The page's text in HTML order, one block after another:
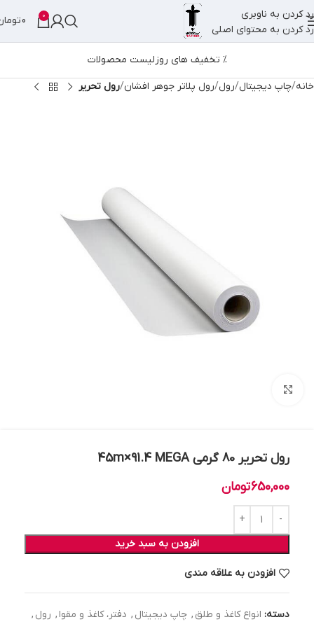
رد کردن به ناوبری
رد کردن به محتوای اصلی
0
0
% تخفیف های روزلیست محصولات
خانه چاپ دیجیتال رول رول پلاتر جوهر افشان رول تحریر
رول تحریر 80 گرمی 45m×91.4 MEGA
650,000تومان
افزودن به سبد خرید
افزودن به علاقه مندی
دسته: انواع کاغذ و طلق , چاپ دیجیتال , دفتر، کاغذ و مقوا , رول ,